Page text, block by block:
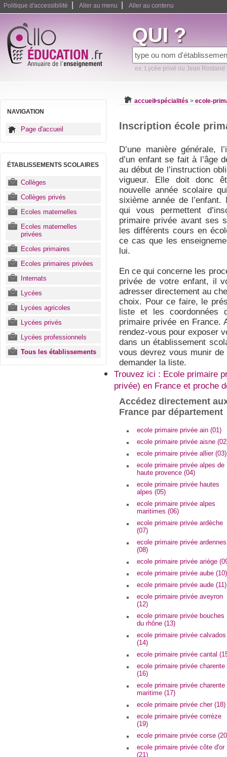
Politique d'accessibilité Aller au menu Aller au contenu
QUI ?
ex: Lycée privé ou Jean Rostand
NAVIGATION
Page d'accueil
ÉTABLISSEMENTS SCOLAIRES
Collèges
Collèges privés
Ecoles maternelles
Ecoles maternelles
privées
Ecoles primaires
Ecoles primaires privées
Internats
Lycées
Lycées agricoles
Lycées privés
Lycées professionnels
Tous les établissements
accueil spécialités > ecole-
Inscription école
D’une manière générale,
d’un enfant se fait à l’âge
au début de l’instruction
vigueur. Elle doit donc
nouvelle année scolaire
sixième année de
qui vous permettent
primaire privée avant ses
les différents cours en
ce cas que les
lui.
En ce qui concerne les
privée de votre enfant, il
adresser directement au
choix. Pour ce faire, le
liste et les coordonnées
primaire privée en France.
rendez-vous pour exposer
dans un établissement
vous devrez vous munir
demander la liste.
Trouvez ici : Ecole primaire
privée) en France et proche
Accédez directement
France par département
ecole primaire privée ain (01)
ecole primaire privée aisne
ecole primaire privée allier (03)
ecole primaire privée alpes de
haute provence (04)
ecole primaire privée hautes
alpes (05)
ecole primaire privée alpes
maritimes (06)
ecole primaire privée ardèche
(07)
ecole primaire privée ardennes
(08)
ecole primaire privée ariège
ecole primaire privée aube (10)
ecole primaire privée aude (11)
ecole primaire privée aveyron
(12)
ecole primaire privée bouches
du rhône (13)
ecole primaire privée calvados
(14)
ecole primaire privée cantal
ecole primaire privée charente
(16)
ecole primaire privée charente
maritime (17)
ecole primaire privée cher (18)
ecole primaire privée corrèze
(19)
ecole primaire privée corse
ecole primaire privée côte d'or
(21)